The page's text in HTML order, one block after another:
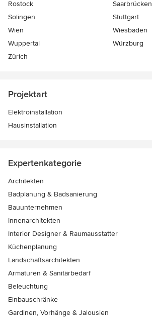
Rostock
Saarbrücken
Solingen
Stuttgart
Wien
Wiesbaden
Wuppertal
Würzburg
Zürich
Projektart
Elektroinstallation
Hausinstallation
Expertenkategorie
Architekten
Badplanung & Badsanierung
Bauunternehmen
Innenarchitekten
Interior Designer & Raumausstatter
Küchenplanung
Landschaftsarchitekten
Armaturen & Sanitärbedarf
Beleuchtung
Einbauschränke
Gardinen, Vorhänge & Jalousien